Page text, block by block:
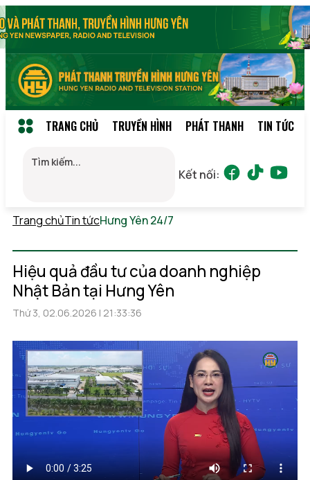
TRANG CHỦ TRUYỀN HÌNH PHÁT THANH TIN TỨC
Kết nối:
Trang chủTin tứcHưng Yên 24/7
Hiệu quả đầu tư của doanh nghiệp
Nhật Bản tại Hưng Yên
Thứ 3, 02.06.2026 | 21:33:36